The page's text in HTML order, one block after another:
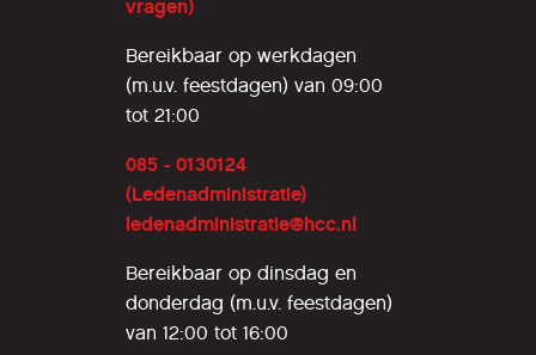
vragen)
Bereikbaar op werkdagen
(m.u.v. feestdagen) van 09:00
tot 21:00
085 - 0130124
(Ledenadministratie)
ledenadministratie@hcc.nl
Bereikbaar op dinsdag en
donderdag (m.u.v. feestdagen)
van 12:00 tot 16:00